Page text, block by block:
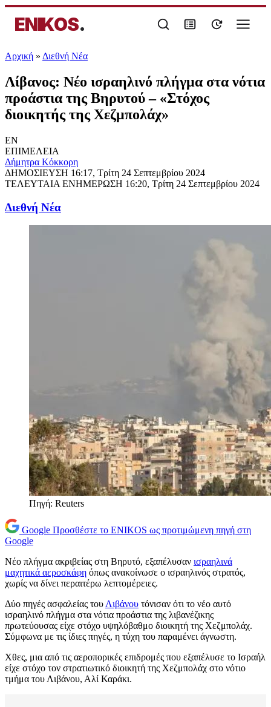
ENIKOS.
Αρχική » Διεθνή Νέα
Λίβανος: Νέο ισραηλινό πλήγμα στα νότια
προάστια της Βηρυτού – «Στόχος
διοικητής της Χεζμπολάχ»
EN
ΕΠΙΜΕΛΕΙΑ
Δήμητρα Κόκκορη
ΔΗΜΟΣΙΕΥΣΗ 16:17, Τρίτη 24 Σεπτεμβρίου 2024
ΤΕΛΕΥΤΑΙΑ ΕΝΗΜΕΡΩΣΗ 16:20, Τρίτη 24 Σεπτεμβρίου 2024
Διεθνή Νέα
Πηγή: Reuters
Google Προσθέστε το ENIKOS ως προτιμώμενη πηγή στη
Google
Νέο πλήγμα ακριβείας στη Βηρυτό, εξαπέλυσαν ισραηλινά
μαχητικά αεροσκάφη όπως ανακοίνωσε ο ισραηλινός στρατός,
χωρίς να δίνει περαιτέρω λεπτομέρειες.
Δύο πηγές ασφαλείας του Λιβάνου τόνισαν ότι το νέο αυτό
ισραηλινό πλήγμα στα νότια προάστια της λιβανέζικης
πρωτεύουσας είχε στόχο υψηλόβαθμο διοικητή της Χεζμπολάχ.
Σύμφωνα με τις ίδιες πηγές, η τύχη του παραμένει άγνωστη.
Χθες, μια από τις αεροπορικές επιδρομές που εξαπέλυσε το Ισραήλ
είχε στόχο τον στρατιωτικό διοικητή της Χεζμπολάχ στο νότιο
τμήμα του Λιβάνου, Αλί Καράκι.